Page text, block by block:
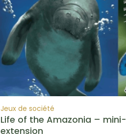
Jeux de société
Life of the Amazonia – mini-
extension